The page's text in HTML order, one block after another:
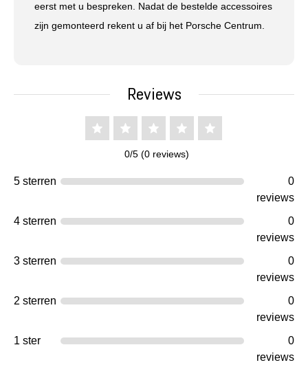
eerst met u bespreken. Nadat de bestelde accessoires
zijn gemonteerd rekent u af bij het Porsche Centrum.
Reviews
0/5 (0 reviews)
5 sterren
0
reviews
4 sterren
0
reviews
3 sterren
0
reviews
2 sterren
0
reviews
1 ster
0
reviews